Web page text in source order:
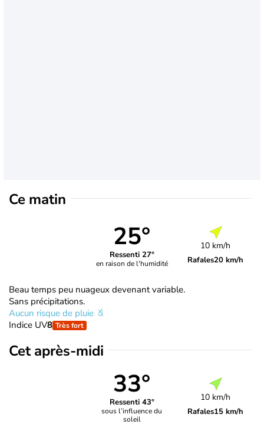
Ce matin
25°
Ressenti 27°
en raison de l'humidité
10 km/h
Rafales20 km/h
Beau temps peu nuageux devenant variable.
Sans précipitations.
Aucun risque de pluie
Indice UV8 Très fort
Cet après-midi
33°
Ressenti 43°
sous l’influence du
soleil
10 km/h
Rafales15 km/h